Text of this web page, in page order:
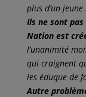
plus d’un
Ils ne sont pas
Nation est
l’unanimité
qui craignent
les éduque de
Autre